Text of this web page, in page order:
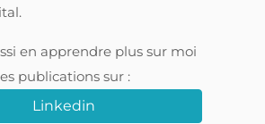
en apprendre plus sur moi
publications sur :
Linkedin